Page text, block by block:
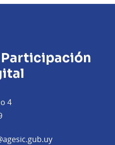
4
(Abrir en una